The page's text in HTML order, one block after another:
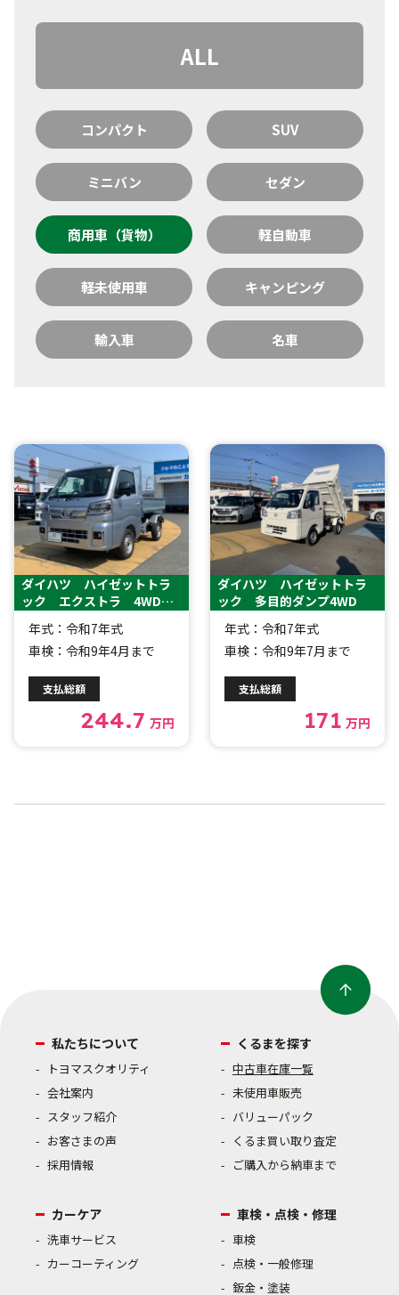
ALL
コンパクト SUV
ミニバン セダン
商用車（貨物） 軽自動車
軽未使用車 キャンピング
輸入車 名車
ダイハツ ハイゼットトラ
ック エクストラ 4WD
年式：令和7年式
車検：令和9年4月まで
支払総額
244.7 万円
ダイハツ ハイゼットトラ
ック 多目的ダンプ4WD
年式：令和7年式
車検：令和9年7月まで
支払総額
171 万円
私たちについて
トヨマスクオリティ
会社案内
スタッフ紹介
お客さまの声
採用情報
くるまを探す
中古車在庫一覧
未使用車販売
バリューパック
くるま買い取り査定
ご購入から納車まで
カーケア
洗車サービス
カーコーティング
車検・点検・修理
車検
点検・一般修理
鈑金・塗装